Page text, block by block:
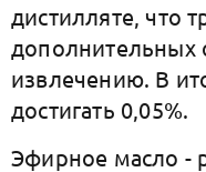
дистилляте, что
дополнительных
извлечению. В
достигать 0,05%.
Эфирное масло -